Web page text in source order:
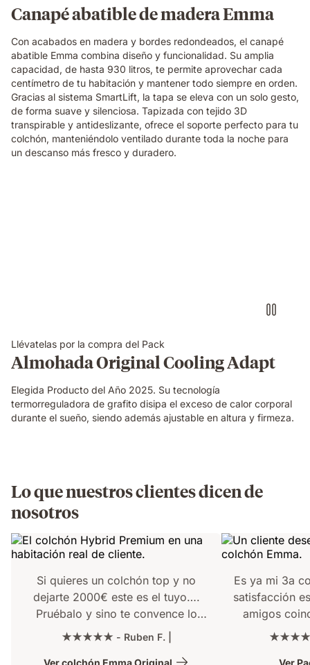
Canapé abatible de madera Emma
Con acabados en madera y bordes redondeados, el canapé
abatible Emma combina diseño y funcionalidad. Su amplia
capacidad, de hasta 930 litros, te permite aprovechar cada
centímetro de tu habitación y mantener todo siempre en orden.
Gracias al sistema SmartLift, la tapa se eleva con un solo gesto,
de forma suave y silenciosa. Tapizada con tejido 3D
transpirable y antideslizante, ofrece el soporte perfecto para tu
colchón, manteniéndolo ventilado durante toda la noche para
un descanso más fresco y duradero.
su
firmeza
y
Llévatelas por la compra del Pack
Almohada Original Cooling Adapt
Elegida Producto del Año 2025. Su tecnología
termorreguladora de grafito disipa el exceso de calor corporal
durante el sueño, siendo además ajustable en altura y firmeza.
Lo que nuestros clientes dicen de
nosotros
Si quieres un colchón top y no
dejarte 2000€ este es el tuyo….
Pruébalo y sino te convence lo
devuelves gratis !! Rápido y buen
embalado. Recomendable.
★★★★★ - Ruben F. |
Ver colchón Emma Original
Es ya mi 3a
satisfacción
amigos
Emma★★★★★
Ver